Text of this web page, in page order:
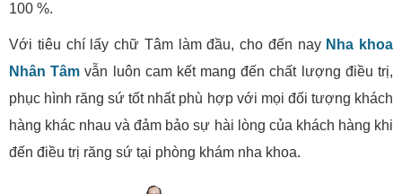
100 %.
Với tiêu chí lấy chữ Tâm làm đầu, cho đến nay Nha khoa
Nhân Tâm vẫn luôn cam kết mang đến chất lượng điều trị,
phục hình răng sứ tốt nhất phù hợp với mọi đối tượng khách
hàng khác nhau và đảm bảo sự hài lòng của khách hàng khi
đến điều trị răng sứ tại phòng khám nha khoa.